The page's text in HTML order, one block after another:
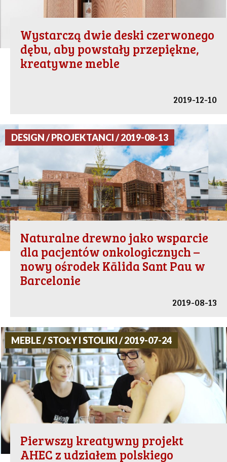
Wystarczą dwie deski czerwonego
dębu, aby powstały przepiękne,
kreatywne meble
2019-12-10
DESIGN / PROJEKTANCI / 2019-08-13
Naturalne drewno jako wsparcie
dla pacjentów onkologicznych –
nowy ośrodek Kālida Sant Pau w
Barcelonie
2019-08-13
MEBLE / STOŁY I STOLIKI / 2019-07-24
Pierwszy kreatywny projekt
AHEC z udziałem polskiego